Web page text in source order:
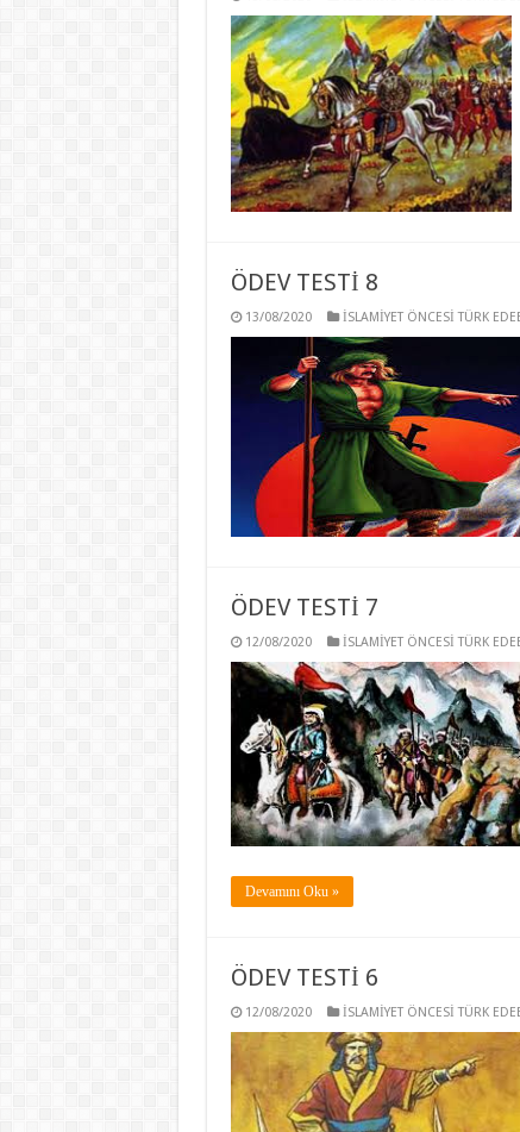
ÖDEV TESTİ 8
13/08/2020 İSLAMİYET ÖNCESİ TÜRK
ÖDEV TESTİ 7
12/08/2020 İSLAMİYET ÖNCESİ TÜRK
Devamını Oku »
ÖDEV TESTİ 6
12/08/2020 İSLAMİYET ÖNCESİ TÜRK